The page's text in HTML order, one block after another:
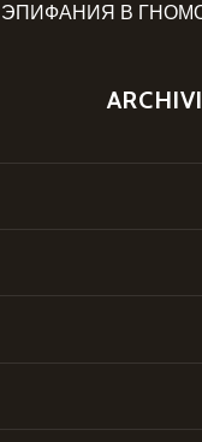
– ЭПИФАНИЯ В
ARCHIVI